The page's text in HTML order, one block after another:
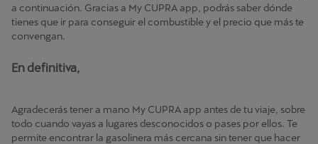
a continuación. Gracias a My CUPRA app, podrás saber dónde
tienes que ir para conseguir el combustible y el precio que más te
convengan.
En definitiva,
Agradecerás tener a mano My CUPRA app antes de tu viaje, sobre
todo cuando vayas a lugares desconocidos o pases por ellos. Te
permite encontrar la gasolinera más cercana sin tener que hacer